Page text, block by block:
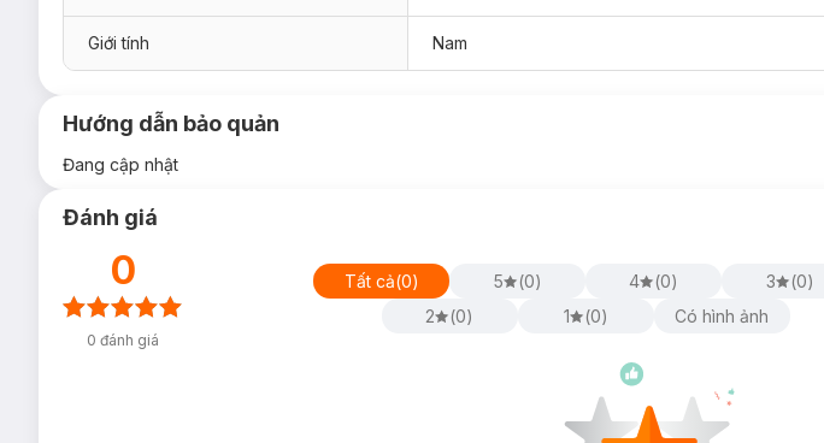
Giới tính Nam
Hướng dẫn bảo quản
Đang cập nhật
Đánh giá
0
0 đánh giá
Tất cả(0) 5 (0) 4 (0) 3 (0)
2
(0) 1 (0) Có hình ảnh